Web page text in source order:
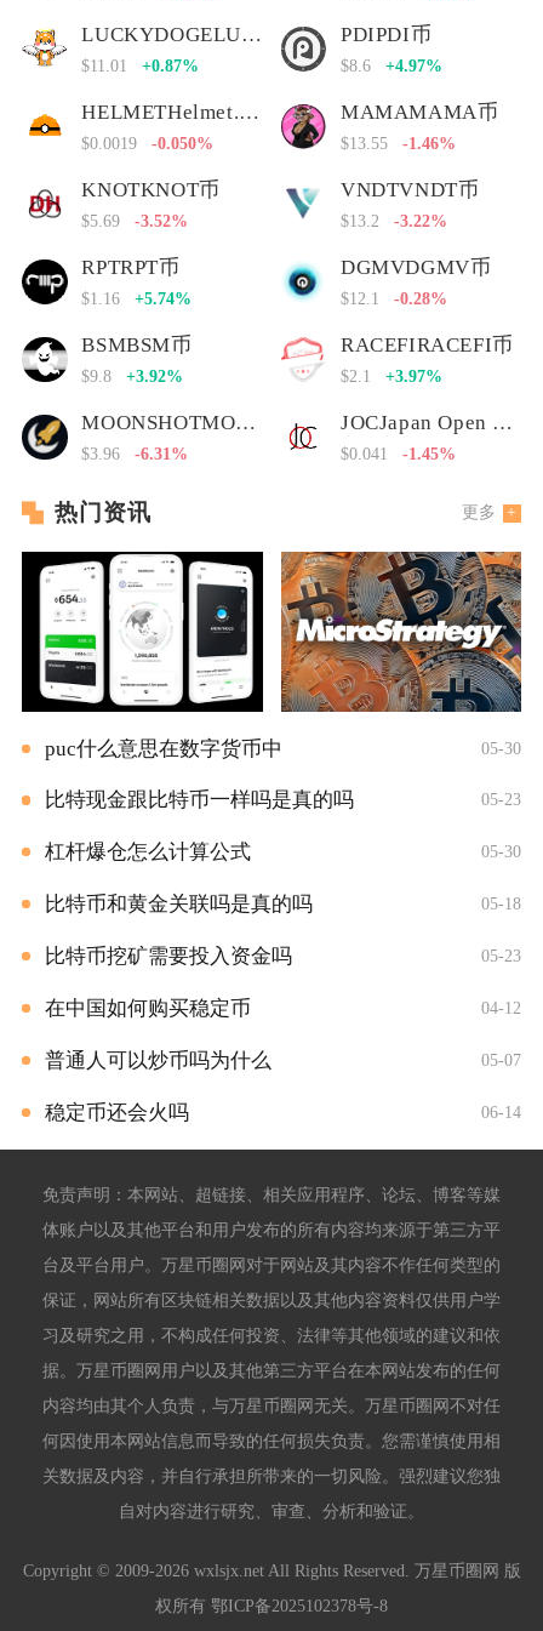
LUCKYDOGELUCKYDOGE币
$11.01 +0.87%
PDIPDI币
$8.6 +4.97%
HELMETHelmet.insure Governance Token
$0.0019 -0.050%
MAMAMAMA币
$13.55 -1.46%
KNOTKNOT币
$5.69 -3.52%
VNDTVNDT币
$13.2 -3.22%
RPTRPT币
$1.16 +5.74%
DGMVDGMV币
$12.1 -0.28%
BSMBSM币
$9.8 +3.92%
RACEFIRACEFI币
$2.1 +3.97%
MOONSHOTMOONSHOT币
$3.96 -6.31%
JOCJapan Open Chain
$0.041 -1.45%
热门资讯 更多
puc什么意思在数字货币中 05-30
比特现金跟比特币一样吗是真的吗 05-23
杠杆爆仓怎么计算公式 05-30
比特币和黄金关联吗是真的吗 05-18
比特币挖矿需要投入资金吗 05-23
在中国如何购买稳定币 04-12
普通人可以炒币吗为什么 05-07
稳定币还会火吗 06-14
免责声明：本网站、超链接、相关应用程序、论坛、博客等媒
体账户以及其他平台和用户发布的所有内容均来源于第三方平
台及平台用户。万星币圈网对于网站及其内容不作任何类型的
保证，网站所有区块链相关数据以及其他内容资料仅供用户学
习及研究之用，不构成任何投资、法律等其他领域的建议和依
据。万星币圈网用户以及其他第三方平台在本网站发布的任何
内容均由其个人负责，与万星币圈网无关。万星币圈网不对任
何因使用本网站信息而导致的任何损失负责。您需谨慎使用相
关数据及内容，并自行承担所带来的一切风险。强烈建议您独
自对内容进行研究、审查、分析和验证。
Copyright © 2009-2026 wxlsjx.net All Rights Reserved. 万星币圈网 版
权所有 鄂ICP备2025102378号-8